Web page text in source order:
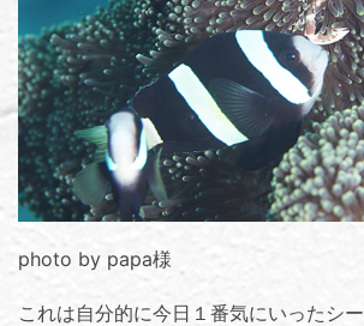
photo by papa様
これは自分的に今日１番気にいったシー